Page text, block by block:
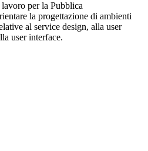
per la Pubblica
la progettazione di ambienti
al service design, alla user
user interface.